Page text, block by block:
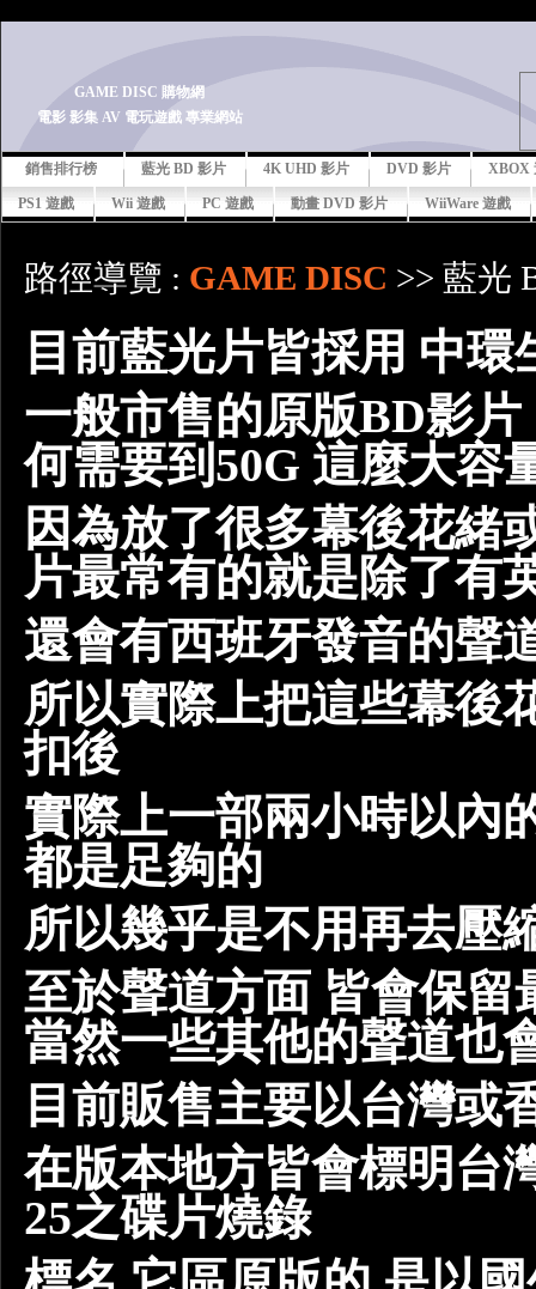
GAME DISC 購物網
電影 影集 AV 電玩遊戲 專業網站
銷售排行榜 藍光 BD 影片 4K UHD 影片 DVD 影片 XBOX
PS1 遊戲 Wii 遊戲 PC 遊戲 動畫 DVD 影片 WiiWare 遊戲
路徑導覽 : GAME DISC >> 藍光
目前藍光片皆採用 中
一般市售的原版BD影
何需要到50G 這麼大容
因為放了很多幕後花緒
片最常有的就是除了有
還會有西班牙發音的聲
所以實際上把這些幕後
扣後
實際上一部兩小時以內
都是足夠的
所以幾乎是不用再去壓
至於聲道方面 皆會保
當然一些其他的聲道也
目前販售主要以台灣或
在版本地方皆會標明台
25之碟片燒錄